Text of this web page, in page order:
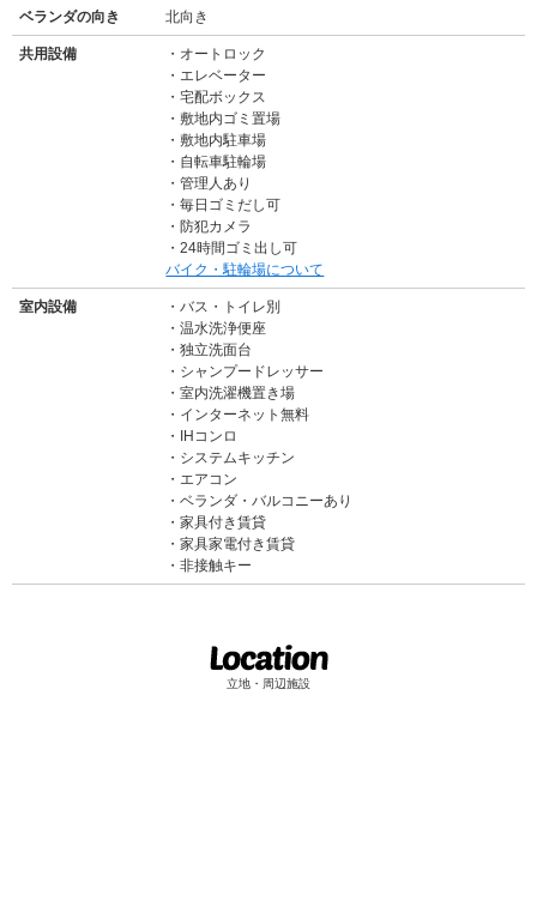
ベランダの向き 北向き
共用設備
オートロック
エレベーター
宅配ボックス
敷地内ゴミ置場
敷地内駐車場
自転車駐輪場
管理人あり
毎日ゴミだし可
防犯カメラ
・24時間ゴミ出し可
バイク・駐輪場について
室内設備
バス・トイレ別
温水洗浄便座
独立洗面台
シャンプードレッサー
室内洗濯機置き場
インターネット無料
IHコンロ
システムキッチン
エアコン
ベランダ・バルコニーあり
家具付き賃貸
家具家電付き賃貸
非接触キー
立地・周辺施設